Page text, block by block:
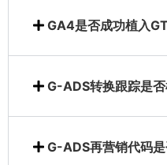
GA4是否成功植入
G-ADS转换跟踪是
G-ADS再营销代码